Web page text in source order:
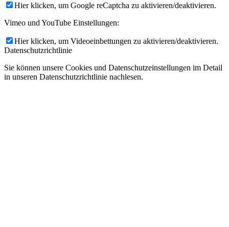
Hier klicken, um Google reCaptcha zu aktivieren/deaktivieren.
Vimeo und YouTube Einstellungen:
Hier klicken, um Videoeinbettungen zu aktivieren/deaktivieren.
Datenschutzrichtlinie
Sie können unsere Cookies und Datenschutzeinstellungen im Detail
in unseren Datenschutzrichtlinie nachlesen.